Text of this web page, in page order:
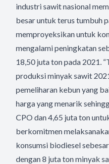
industri sawit nasional
besar untuk terus tumbuh
memproyeksikan untuk
mengalami peningkatan
18,50 juta ton pada 2021.
produksi minyak sawit
pemeliharan kebun yang
harga yang menarik
CPO dan 4,65 juta ton
berkomitmen
konsumsi biodiesel
dengan 8 juta ton minyak